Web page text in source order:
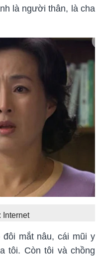
là người thân, là cha
Internet
mắt nâu, cái mũi y
tôi. Còn tôi và chồng